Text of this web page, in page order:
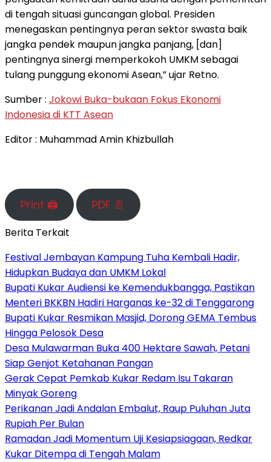
di tengah situasi guncangan global. Presiden
menegaskan pentingnya peran sektor swasta baik
jangka pendek maupun jangka panjang, [dan]
pentingnya sinergi memperkokoh UMKM sebagai
tulang punggung ekonomi Asean,” ujar Retno.
Sumber : Jokowi Buka-bukaan Fokus Ekonomi
Indonesia di KTT Asean
Editor : Muhammad Amin Khizbullah
Print 🖨 PDF 📄
Berita Terkait
Festival Jembayan Kampung Tuha Kembali Hadir,
Hidupkan Budaya dan UMKM Lokal
Bupati Kukar Audiensi ke Kemendukbangga, Pastikan
Menteri BKKBN Hadiri Harganas ke-32 di Tenggarong
Bupati Kukar Resmikan Masjid, Dorong GEMA Tembus
Hingga Pelosok Desa
Desa Mulawarman Buka 400 Hektare Sawah, Petani
Siap Genjot Ketahanan Pangan
Gerak Cepat Pemkab Kukar Redam Isu Takaran
Minyak Goreng
Perikanan Jadi Andalan Embalut, Raup Puluhan Juta
Rupiah Per Bulan
Ramadan Jadi Momentum Uji Kesiapsiagaan, Redkar
Kukar Ditempa di Tengah Malam